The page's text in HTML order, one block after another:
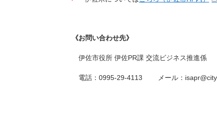
《お問い合わせ先》
伊佐市役所 伊佐PR課 交流ビジネス推進係
電話：0995-29-4113 メール：